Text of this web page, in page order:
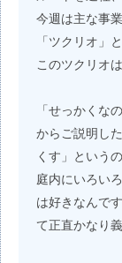
今週は主な事
「ツクリオ」
このツクリオ
「せっかくな
からご説明し
くす」という
庭内にいろい
は好きなんで
て正直かなり